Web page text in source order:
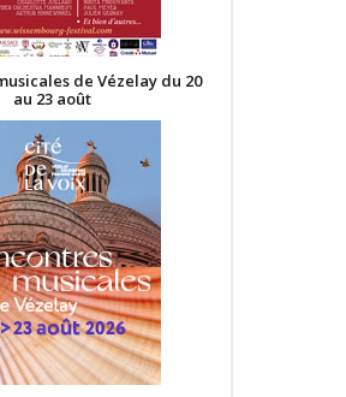
de Vézelay du 20
au 23 août